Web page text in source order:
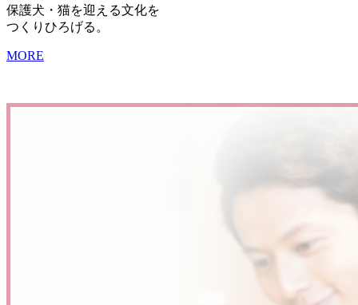
保護犬・猫を迎える文化を
つくりひろげる。
MORE